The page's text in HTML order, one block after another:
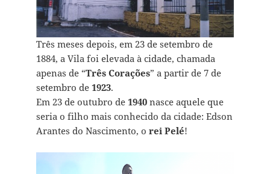
Três meses depois, em 23 de setembro de
1884, a Vila foi elevada à cidade, chamada
apenas de “Três Corações” a partir de 7 de
setembro de 1923.
Em 23 de outubro de 1940nasce aquele que
seria o filho mais conhecido da cidade: Edson
Arantes do Nascimento, o rei Pelé!